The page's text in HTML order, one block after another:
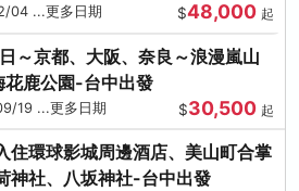
04 ...更多日期 $48,000 起
～京都、大阪、奈良～浪漫嵐山
鹿公園-台中出發
19 ...更多日期 $30,500 起
住環球影城周邊酒店、美山町合掌
神社、八坂神社-台中出發